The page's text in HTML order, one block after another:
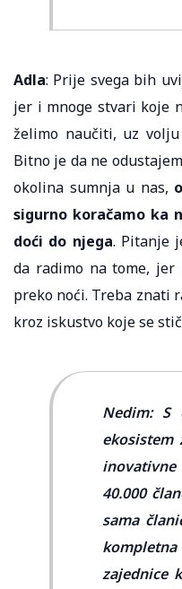
Adla: Prije svega bih
jer i mnoge stvari koje
želimo naučiti, uz
Bitno je da ne
okolina sumnja u nas,
sigurno koračamo ka
doći do njega. Pitanje
da radimo na tome,
preko noći. Treba znati
kroz iskustvo koje se
Nedim: S
ekosistem
40.000
sama
zajednice